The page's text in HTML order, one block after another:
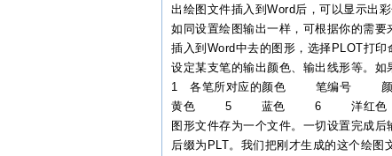
出绘图文件插入到Word后，可以显示出
如同设置绘图输出一样，可根据你的需
插入到Word中去的图形，选择PLOT打
设定某支笔的输出颜色、输出线形等。
1 各笔所对应的颜色
黄色 5 蓝色 6 洋红色 7
图形文件存为一个文件。一切设置完成
后缀为PLT。我们把刚才生成的这个绘